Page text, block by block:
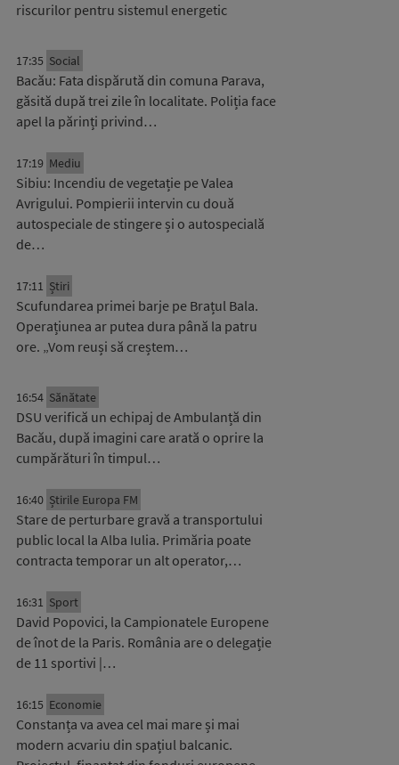
riscurilor pentru sistemul energetic
17:35 Social
Bacău: Fata dispărută din comuna Parava,
găsită după trei zile în localitate. Poliția face
apel la părinți privind…
17:19 Mediu
Sibiu: Incendiu de vegetație pe Valea
Avrigului. Pompierii intervin cu două
autospeciale de stingere și o autospecială
de…
17:11 Știri
Scufundarea primei barje pe Brațul Bala.
Operațiunea ar putea dura până la patru
ore. „Vom reuși să creștem…
16:54 Sănătate
DSU verifică un echipaj de Ambulanță din
Bacău, după imagini care arată o oprire la
cumpărături în timpul…
16:40 Știrile Europa FM
Stare de perturbare gravă a transportului
public local la Alba Iulia. Primăria poate
contracta temporar un alt operator,…
16:31 Sport
David Popovici, la Campionatele Europene
de înot de la Paris. România are o delegație
de 11 sportivi |…
16:15 Economie
Constanța va avea cel mai mare și mai
modern acvariu din spațiul balcanic.